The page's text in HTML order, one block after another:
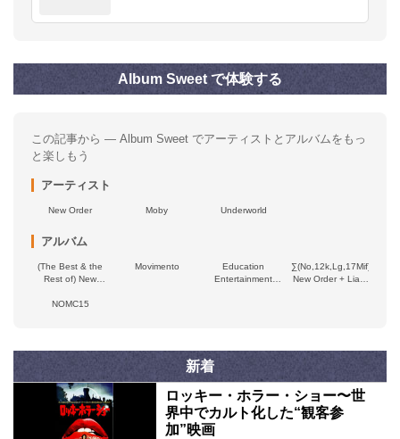
Album Sweet で体験する
この記事から — Album Sweet でアーティストとアルバムをもっ
と楽しもう
アーティスト
New Order Moby Underworld
アルバム
(The Best & the
Rest of) New
Movimento
Education
Entertainment
∑(No,12k,Lg,17Mif)
New Order + Liam
NOMC15
新着
ロッキー・ホラー・ショー〜世
界中でカルト化した“観客参
加”映画